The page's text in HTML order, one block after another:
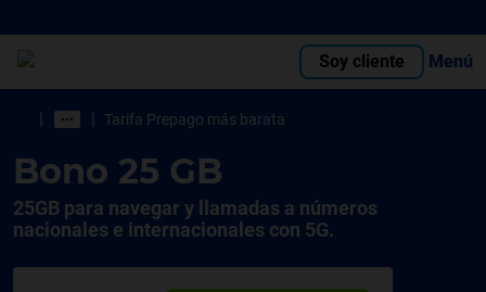
Soy cliente Menú
| | Tarifa Prepago más barata
Bono 25 GB
25GB para navegar y llamadas a números
nacionales e internacionales con 5G.